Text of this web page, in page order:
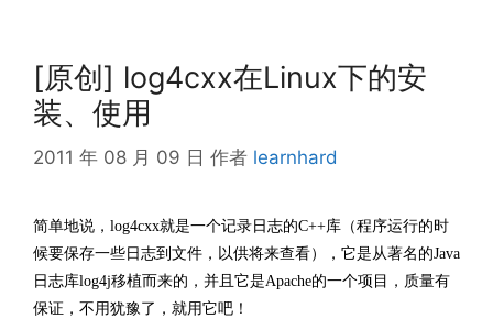
[原创] log4cxx在Linux下的安
装、使用
2011 年 08 月 09 日 作者 learnhard
简单地说，log4cxx就是一个记录日志的C++库（程序运行的时
候要保存一些日志到文件，以供将来查看），它是从著名的Java
日志库log4j移植而来的，并且它是Apache的一个项目，质量有
保证，不用犹豫了，就用它吧！